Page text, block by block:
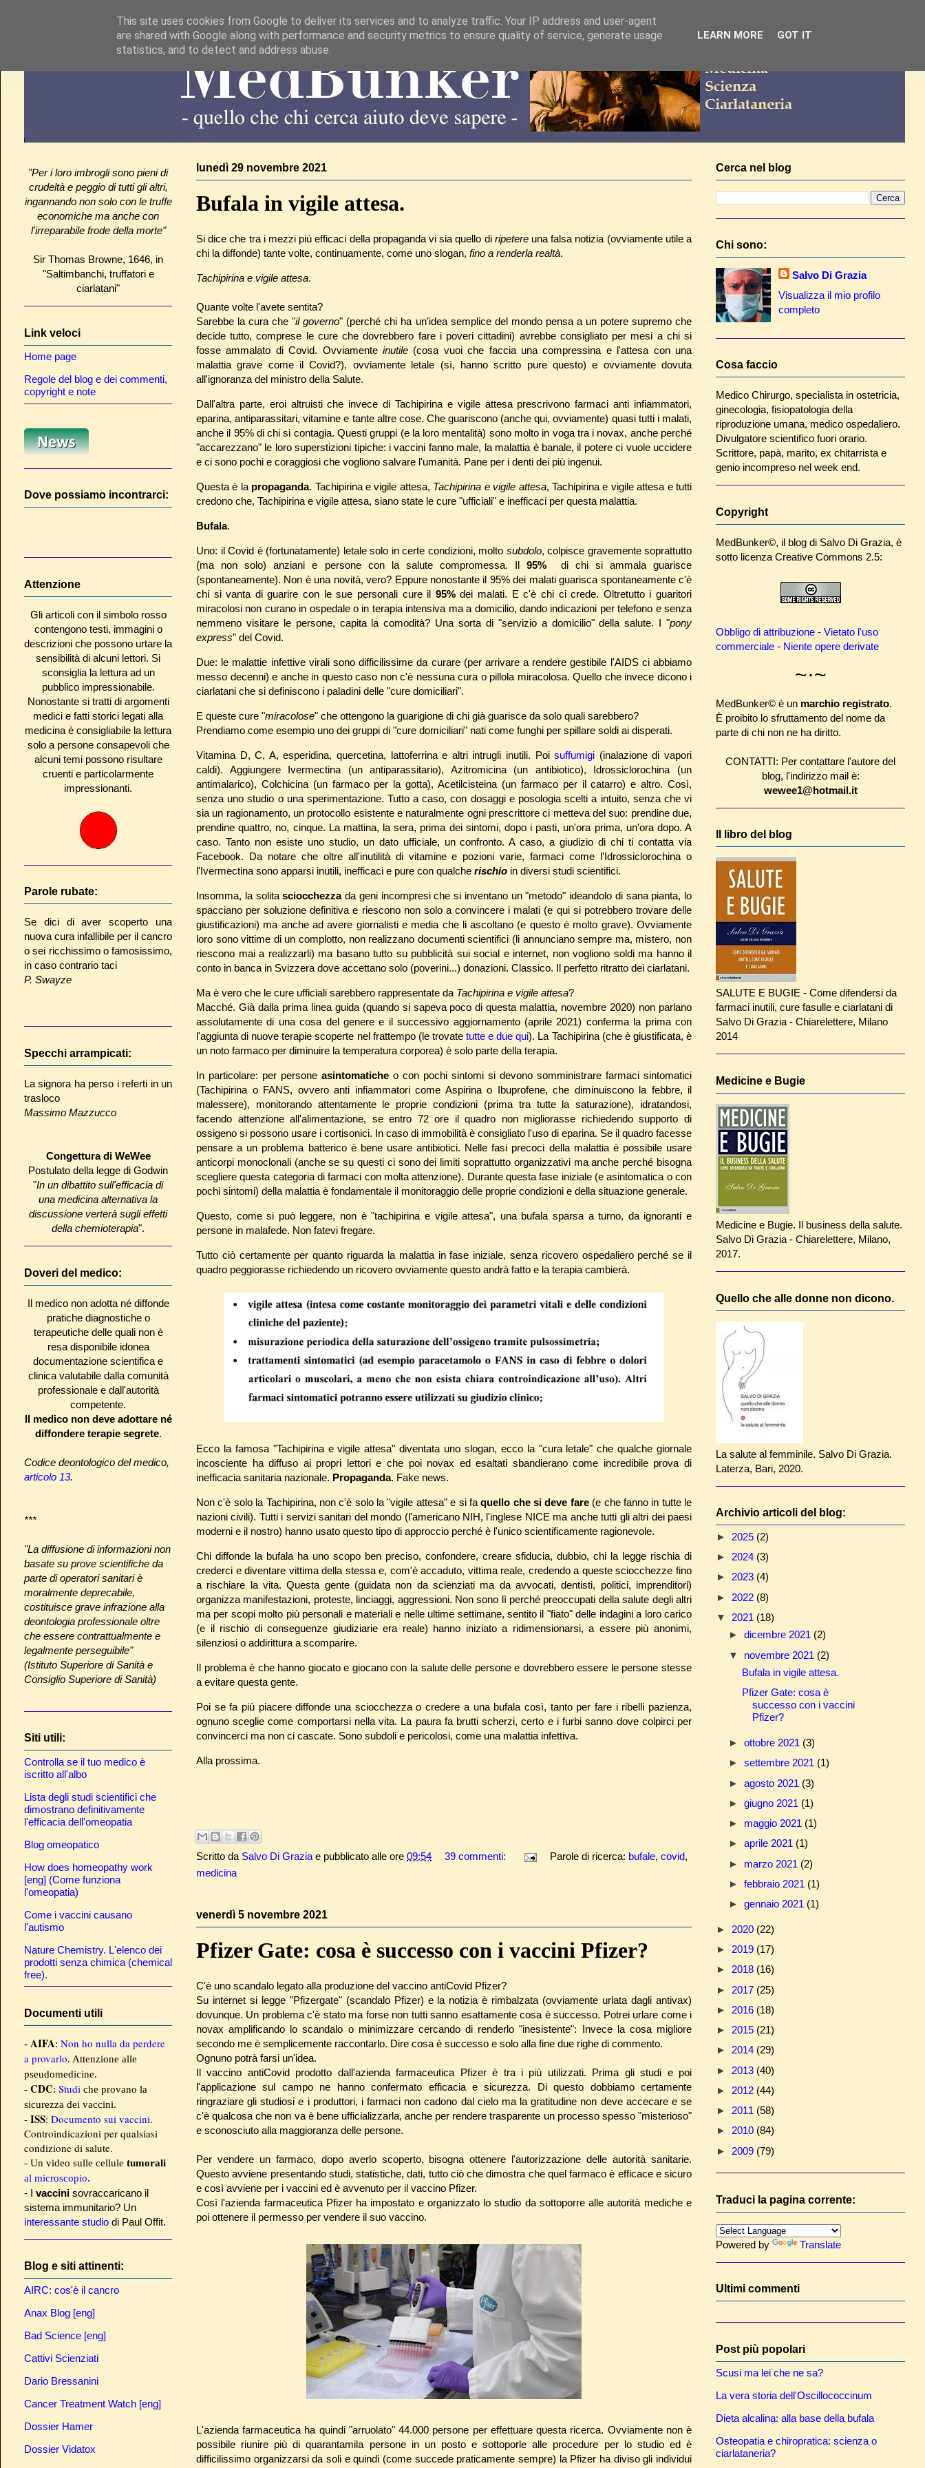
lunedì 29 novembre 2021
Bufala in vigile attesa.
Si dice che tra i mezzi più efficaci della propaganda vi sia quello di ripetere una falsa notizia (ovviamente utile a
chi la diffonde) tante volte, continuamente, come uno slogan, fino a renderla realtà.
Tachipirina e vigile attesa.
Quante volte l'avete sentita?
Sarebbe la cura che "il governo" (perché chi ha un'idea semplice del mondo pensa a un potere supremo che
decide tutto, comprese le cure che dovrebbero fare i poveri cittadini) avrebbe consigliato per mesi a chi si
fosse ammalato di Covid. Ovviamente inutile (cosa vuoi che faccia una compressina e l'attesa con una
malattia grave come il Covid?), ovviamente letale (sì, hanno scritto pure questo) e ovviamente dovuta
all'ignoranza del ministro della Salute.
Dall'altra parte, eroi altruisti che invece di Tachipirina e vigile attesa prescrivono farmaci anti infiammatori,
eparina, antiparassitari, vitamine e tante altre cose. Che guariscono (anche qui, ovviamente) quasi tutti i malati,
anche il 95% di chi si contagia. Questi gruppi (e la loro mentalità) sono molto in voga tra i novax, anche perché
"accarezzano" le loro superstizioni tipiche: i vaccini fanno male, la malattia è banale, il potere ci vuole uccidere
e ci sono pochi e coraggiosi che vogliono salvare l'umanità. Pane per i denti dei più ingenui.
Questa è la propaganda. Tachipirina e vigile attesa, Tachipirina e vigile attesa, Tachipirina e vigile attesa e tutti
credono che, Tachipirina e vigile attesa, siano state le cure "ufficiali" e inefficaci per questa malattia.
Bufala.
Uno: il Covid è (fortunatamente) letale solo in certe condizioni, molto subdolo, colpisce gravemente soprattutto
(ma non solo) anziani e persone con la salute compromessa. Il95% di chi si ammala guarisce
(spontaneamente). Non è una novità, vero? Eppure nonostante il 95% dei malati guarisca spontaneamente c'è
chi si vanta di guarire con le sue personali cure il 95%dei malati. E c'è chi ci crede. Oltretutto i guaritori
miracolosi non curano in ospedale o in terapia intensiva ma a domicilio, dando indicazioni per telefono e senza
nemmeno visitare le persone, capita la comodità? Una sorta di "servizio a domicilio" della salute. I "pony
express" del Covid.
Due: le malattie infettive virali sono difficilissime da curare (per arrivare a rendere gestibile l'AIDS ci abbiamo
messo decenni) e anche in questo caso non c'è nessuna cura o pillola miracolosa. Quello che invece dicono i
ciarlatani che si definiscono i paladini delle "cure domiciliari".
E queste cure "miracolose" che ottengono la guarigione di chi già guarisce da solo quali sarebbero?
Prendiamo come esempio uno dei gruppi di "cure domiciliari" nati come funghi per spillare soldi ai disperati.
Vitamina D, C, A, esperidina, quercetina, lattoferrina e altri intrugli inutili. Poisuffumigi (inalazione di vapori
caldi). Aggiungere Ivermectina (un antiparassitario), Azitromicina (un antibiotico), Idrossiclorochina (un
antimalarico), Colchicina (un farmaco per la gotta), Acetilcisteina (un farmaco per il catarro) e altro. Così,
senza uno studio o una sperimentazione. Tutto a caso, con dosaggi e posologia scelti a intuito, senza che vi
sia un ragionamento, un protocollo esistente e naturalmente ogni prescrittore ci metteva del suo: prendine due,
prendine quattro, no, cinque. La mattina, la sera, prima dei sintomi, dopo i pasti, un'ora prima, un'ora dopo. A
caso. Tanto non esiste uno studio, un dato ufficiale, un confronto. A caso, a giudizio di chi ti contatta via
Facebook. Da notare che oltre all'inutilità di vitamine e pozioni varie, farmaci come l'Idrossiclorochina o
l'Ivermectina sono apparsi inutili, inefficaci e pure con qualche rischio in diversi studi scientifici.
Insomma, la solitasciocchezza da geni incompresi che si inventano un "metodo" ideandolo di sana pianta, lo
spacciano per soluzione definitiva e riescono non solo a convincere i malati (e qui si potrebbero trovare delle
giustificazioni) ma anche ad avere giornalisti e media che li ascoltano (e questo è molto grave). Ovviamente
loro sono vittime di un complotto, non realizzano documenti scientifici (li annunciano sempre ma, mistero, non
riescono mai a realizzarli) ma basano tutto su pubblicità sui social e internet, non vogliono soldi ma hanno il
conto in banca in Svizzera dove accettano solo (poverini...) donazioni. Classico. Il perfetto ritratto dei ciarlatani.
Ma è vero che le cure ufficiali sarebbero rappresentate da Tachipirina e vigile attesa?
Macché. Già dalla prima linea guida (quando si sapeva poco di questa malattia, novembre 2020) non parlano
assolutamente di una cosa del genere e il successivo aggiornamento (aprile 2021) conferma la prima con
l'aggiunta di nuove terapie scoperte nel frattempo (le trovate tutte e due qui). La Tachipirina (che è giustificata, è
un noto farmaco per diminuire la temperatura corporea) è solo parte della terapia.
In particolare: per persone asintomatiche o con pochi sintomi si devono somministrare farmaci sintomatici
(Tachipirina o FANS, ovvero anti infiammatori come Aspirina o Ibuprofene, che diminuiscono la febbre, il
malessere), monitorando attentamente le proprie condizioni (prima tra tutte la saturazione), idratandosi,
facendo attenzione all'alimentazione, se entro 72 ore il quadro non migliorasse richiedendo supporto di
ossigeno si possono usare i cortisonici. In caso di immobilità è consigliato l'uso di eparina. Se il quadro facesse
pensare a un problema batterico è bene usare antibiotici. Nelle fasi precoci della malattia è possibile usare
anticorpi monoclonali (anche se su questi ci sono dei limiti soprattutto organizzativi ma anche perché bisogna
scegliere questa categoria di farmaci con molta attenzione). Durante questa fase iniziale (e asintomatica o con
pochi sintomi) della malattia è fondamentale il monitoraggio delle proprie condizioni e della situazione generale.
Questo, come si può leggere, non è "tachipirina e vigile attesa", una bufala sparsa a turno, da ignoranti e
persone in malafede. Non fatevi fregare.
Tutto ciò certamente per quanto riguarda la malattia in fase iniziale, senza ricovero ospedaliero perché se il
quadro peggiorasse richiedendo un ricovero ovviamente questo andrà fatto e la terapia cambierà.
Ecco la famosa "Tachipirina e vigile attesa" diventata uno slogan, ecco la "cura letale" che qualche giornale
incosciente ha diffuso ai propri lettori e che poi novax ed esaltati sbandierano come incredibile prova di
inefficacia sanitaria nazionale. Propaganda. Fake news.
Non c'è solo la Tachipirina, non c'è solo la "vigile attesa" e si faquello che si deve fare(e che fanno in tutte le
nazioni civili). Tutti i servizi sanitari del mondo (l'americano NIH, l'inglese NICE ma anche tutti gli altri dei paesi
moderni e il nostro) hanno usato questo tipo di approccio perché è l'unico scientificamente ragionevole.
Chi diffonde la bufala ha uno scopo ben preciso, confondere, creare sfiducia, dubbio, chi la legge rischia di
crederci e diventare vittima della stessa e, com'è accaduto, vittima reale, credendo a queste sciocchezze fino
a rischiare la vita. Questa gente (guidata non da scienziati ma da avvocati, dentisti, politici, imprenditori)
organizza manifestazioni, proteste, linciaggi, aggressioni. Non sono lì perché preoccupati della salute degli altri
ma per scopi molto più personali e materiali e nelle ultime settimane, sentito il "fiato" delle indagini a loro carico
(e il rischio di conseguenze giudiziarie era reale) hanno iniziato a ridimensionarsi, a essere più anonimi,
silenziosi o addirittura a scomparire.
Il problema è che hanno giocato e giocano con la salute delle persone e dovrebbero essere le persone stesse
a evitare questa gente.
Poi se fa più piacere diffonde una sciocchezza o credere a una bufala così, tanto per fare i ribelli pazienza,
ognuno sceglie come comportarsi nella vita. La paura fa brutti scherzi, certo e i furbi sanno dove colpirci per
convincerci ma non ci cascate. Sono subdoli e pericolosi, come una malattia infettiva.
Alla prossima.
Scritto da Salvo Di Grazia e pubblicato alle ore 09:54 39 commenti: Parole di ricerca: bufale, covid,
medicina
venerdì 5 novembre 2021
Pfizer Gate: cosa è successo con i vaccini Pfizer?
C'è uno scandalo legato alla produzione del vaccino antiCovid Pfizer?
Su internet si legge "Pfizergate" (scandalo Pfizer) e la notizia è rimbalzata (ovviamente urlata dagli antivax)
dovunque. Un problema c'è stato ma forse non tutti sanno esattamente cosa è successo. Potrei urlare come i
novax amplificando lo scandalo o minimizzare cercando di renderlo "inesistente": Invece la cosa migliore
secondo me è semplicemente raccontarlo. Dire cosa è successo e solo alla fine due righe di commento.
Ognuno potrà farsi un'idea.
Il vaccino antiCovid prodotto dall'azienda farmaceutica Pfizer è tra i più utilizzati. Prima gli studi e poi
l'applicazione sul campo ne hanno confermato efficacia e sicurezza. Di questo dobbiamo certamente
ringraziare gli studiosi e i produttori, i farmaci non cadono dal cielo ma la gratitudine non deve accecare e se
c'è qualcosa che non va è bene ufficializzarla, anche per rendere trasparente un processo spesso "misterioso"
e sconosciuto alla maggioranza delle persone.
Per vendere un farmaco, dopo averlo scoperto, bisogna ottenere l'autorizzazione delle autorità sanitarie.
Questo avviene presentando studi, statistiche, dati, tutto ciò che dimostra che quel farmaco è efficace e sicuro
e così avviene per i vaccini ed è avvenuto per il vaccino Pfizer.
Così l'azienda farmaceutica Pfizer ha impostato e organizzato lo studio da sottoporre alle autorità mediche e
poi ottenere il permesso per vendere il suo vaccino.
L'azienda farmaceutica ha quindi "arruolato" 44.000 persone per effettuare questa ricerca. Ovviamente non è
possibile riunire più di quarantamila persone in un posto e sottoporle alle procedure per lo studio ed è
difficilissimo organizzarsi da soli e quindi (come succede praticamente sempre) la Pfizer ha diviso gli individui
"Per i loro imbrogli sono pieni di
crudeltà e peggio di tutti gli altri,
ingannando non solo con le truffe
economiche ma anche con
l'irreparabile frode della morte"
Sir Thomas Browne, 1646, in
"Saltimbanchi, truffatori e
ciarlatani"
Link veloci
Home page
Regole del blog e dei commenti,
copyright e note
Dove possiamo incontrarci:
Attenzione
Gli articoli con il simbolo rosso
contengono testi, immagini o
descrizioni che possono urtare la
sensibilità di alcuni lettori. Si
sconsiglia la lettura ad un
pubblico impressionabile.
Nonostante si tratti di argomenti
medici e fatti storici legati alla
medicina è consigliabile la lettura
solo a persone consapevoli che
alcuni temi possono risultare
cruenti e particolarmente
impressionanti.
Parole rubate:
Se dici di aver scoperto una
nuova cura infallibile per il cancro
o sei ricchissimo o famosissimo,
in caso contrario taci
P. Swayze
Specchi arrampicati:
La signora ha perso i referti in un
trasloco
Massimo Mazzucco
Congettura di WeWee
Postulato della legge di Godwin
"In un dibattito sull'efficacia di
una medicina alternativa la
discussione verterà sugli effetti
della chemioterapia".
Doveri del medico:
Il medico non adotta né diffonde
pratiche diagnostiche o
terapeutiche delle quali non è
resa disponibile idonea
documentazione scientifica e
clinica valutabile dalla comunità
professionale e dall'autorità
competente.
Il medico non deve adottare né
diffondere terapie segrete.
Codice deontologico del medico,
articolo 13.
***
"La diffusione di informazioni non
basate su prove scientifiche da
parte di operatori sanitari è
moralmente deprecabile,
costituisce grave infrazione alla
deontologia professionale oltre
che essere contrattualmente e
legalmente perseguibile"
(Istituto Superiore di Sanità e
Consiglio Superiore di Sanità)
Siti utili:
Controlla se il tuo medico è
iscritto all'albo
Lista degli studi scientifici che
dimostrano definitivamente
l'efficacia dell'omeopatia
Blog omeopatico
How does homeopathy work
[eng] (Come funziona
l'omeopatia)
Come i vaccini causano
l'autismo
Nature Chemistry. L'elenco dei
prodotti senza chimica (chemical
free).
Documenti utili
- AIFA: Non ho nulla da perdere
a provarlo. Attenzione alle
pseudomedicine.
- CDC: Studi che provano la
sicurezza dei vaccini.
- ISS: Documento sui vaccini.
Controindicazioni per qualsiasi
condizione di salute.
- Un video sulle cellule tumorali
al microscopio.
- I vaccini sovraccaricano il
sistema immunitario? Un
interessante studio di Paul Offit.
Blog e siti attinenti:
AIRC: cos'è il cancro
Anax Blog [eng]
Bad Science [eng]
Cattivi Scienziati
Dario Bressanini
Cancer Treatment Watch [eng]
Dossier Hamer
Dossier Vidatox
Cerca nel blog
Chi sono:
Salvo Di Grazia
Visualizza il mio profilo
completo
Cosa faccio
Medico Chirurgo, specialista in ostetricia,
ginecologia, fisiopatologia della
riproduzione umana, medico ospedaliero.
Divulgatore scientifico fuori orario.
Scrittore, papà, marito, ex chitarrista e
genio incompreso nel week end.
Copyright
MedBunker©, il blog di Salvo Di Grazia, è
sotto licenza Creative Commons 2.5:
Obbligo di attribuzione - Vietato l'uso
commerciale - Niente opere derivate
~·~
MedBunker© è un marchio registrato.
È proibito lo sfruttamento del nome da
parte di chi non ne ha diritto.
CONTATTI: Per contattare l'autore del
blog, l'indirizzo mail è:
wewee1@hotmail.it
Il libro del blog
SALUTE E BUGIE - Come difendersi da
farmaci inutili, cure fasulle e ciarlatani di
Salvo Di Grazia - Chiarelettere, Milano
2014
Medicine e Bugie
Medicine e Bugie. Il business della salute.
Salvo Di Grazia - Chiarelettere, Milano,
2017.
Quello che alle donne non dicono.
La salute al femminile. Salvo Di Grazia.
Laterza, Bari, 2020.
Archivio articoli del blog:
► 2025 (2)
► 2024 (3)
► 2023 (4)
► 2022 (8)
▼ 2021 (18)
► dicembre 2021 (2)
▼ novembre 2021 (2)
Bufala in vigile attesa.
Pfizer Gate: cosa è
successo con i vaccini
Pfizer?
► ottobre 2021 (3)
► settembre 2021 (1)
► agosto 2021 (3)
► giugno 2021 (1)
► maggio 2021 (1)
► aprile 2021 (1)
► marzo 2021 (2)
► febbraio 2021 (1)
► gennaio 2021 (1)
► 2020 (22)
► 2019 (17)
► 2018 (16)
► 2017 (25)
► 2016 (18)
► 2015 (21)
► 2014 (29)
► 2013 (40)
► 2012 (44)
► 2011 (58)
► 2010 (84)
► 2009 (79)
Traduci la pagina corrente:
Powered by Translate
Ultimi commenti
Post più popolari
Scusi ma lei che ne sa?
La vera storia dell'Oscillococcinum
Dieta alcalina: alla base della bufala
Osteopatia e chiropratica: scienza o
ciarlataneria?
This site uses cookies from Google to deliver its services and to analyze traffic. Your IP address and user-agent
are shared with Google along with performance and security metrics to ensure quality of service, generate usage
statistics, and to detect and address abuse.
LEARN MORE GOT IT